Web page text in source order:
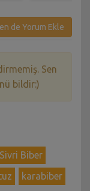
de Yorum Ekle
Sen
bildir:)
Biber
karabiber